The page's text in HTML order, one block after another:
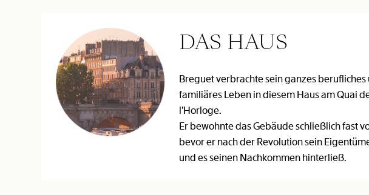
DAS HAUS
Breguet verbrachte sein ganzes berufliches
familiäres Leben in diesem Haus am Quai
l’Horloge.
Er bewohnte das Gebäude schließlich fast
bevor er nach der Revolution sein
und es seinen Nachkommen hinterließ.